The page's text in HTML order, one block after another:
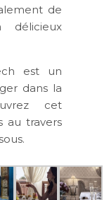
de
délicieux
est un
dans la
cet
au travers